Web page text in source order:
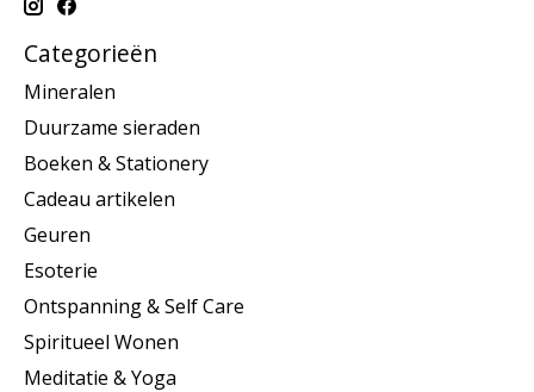
Categorieën
Mineralen
Duurzame sieraden
Boeken & Stationery
Cadeau artikelen
Geuren
Esoterie
Ontspanning & Self Care
Spiritueel Wonen
Meditatie & Yoga